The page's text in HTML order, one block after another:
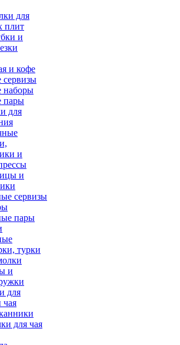
для
плит
и
и кофе
наборы
пары
для
и
и
сервизы
пары
турки
и
для
чая
для чая